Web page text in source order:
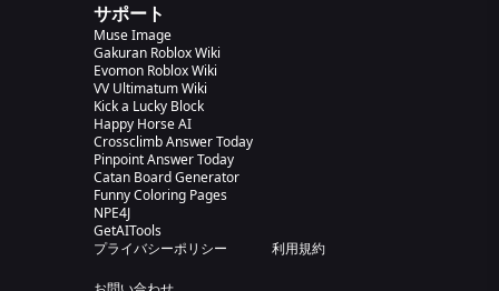
サポート
Muse Image
Gakuran Roblox Wiki
Evomon Roblox Wiki
VV Ultimatum Wiki
Kick a Lucky Block
Happy Horse AI
Crossclimb Answer Today
Pinpoint Answer Today
Catan Board Generator
Funny Coloring Pages
NPE4J
GetAITools
プライバシーポリシー
利用規約